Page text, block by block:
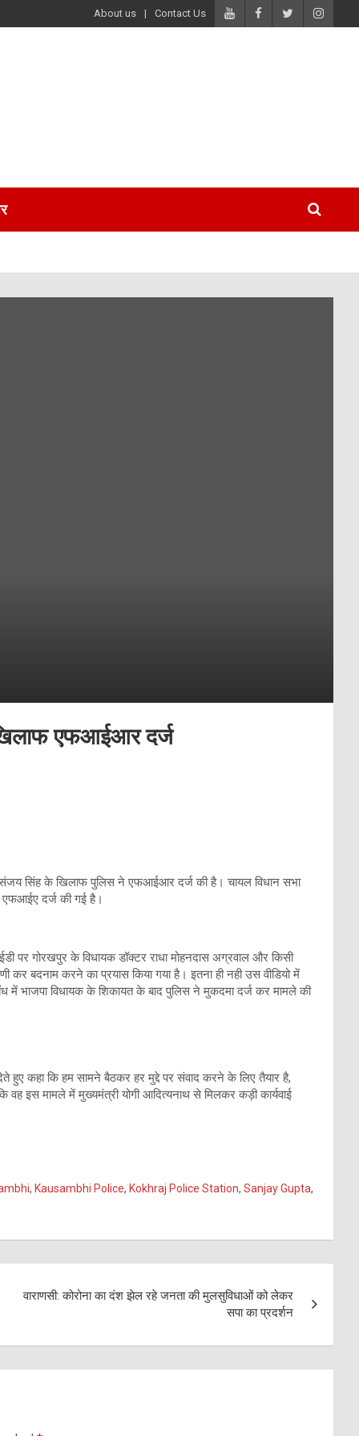
About us Contact Us
एफआईआर दर्ज
संजय सिंह के खिलाफ पुलिस ने एफआईआर दर्ज की है। चायल विधान सभा
एफआईए दर्ज की गई है।
पर गोरखपुर के विधायक डॉक्टर राधा मोहनदास अग्रवाल और किसी
कर बदनाम करने का प्रयास किया गया है। इतना ही नही उस वीडियो में
में भाजपा विधायक के शिकायत के बाद पुलिस ने मुकदमा दर्ज कर मामले की
हुए कहा कि हम सामने बैठकर हर मुद्दे पर संवाद करने के लिए तैयार है,
इस मामले में मुख्यमंत्री योगी आदित्यनाथ से मिलकर कड़ी कार्यवाई
, Kausambhi Police, Kokhraj Police Station, Sanjay Gupta,
वाराणसी: कोरोना का दंश झेल रहे जनता की मुलसुविधाओं को लेकर
सपा का प्रदर्शन